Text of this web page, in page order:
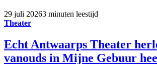
29 juli 20263 minuten leestijd
Theater
Echt Antwaarps Theater
vanouds in Mijne Gebuur